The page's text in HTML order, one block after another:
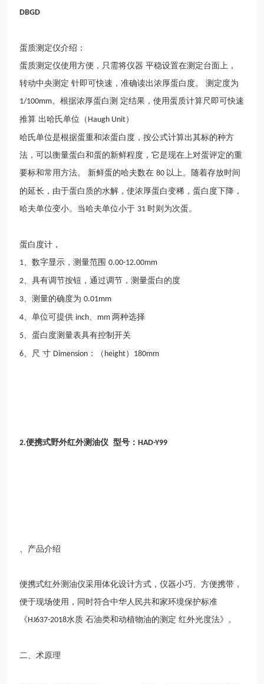
DBGD
蛋质测定仪介绍：
蛋质测定仪使用方便，只需将仪器 平稳设置在测定台面上，
转动中央测定 针即可快速，准确读出浓厚蛋白度。 测定度为
1/100mm。根据浓厚蛋白测 定结果，使用蛋质计算尺即可快速
推算 出哈氏单位（ Haugh Unit）
哈氏单位是根据蛋重和浓蛋白度，按公式计算出其标的种方
法，可以衡量蛋白和蛋的新鲜程度，它是现在上对蛋评定的重
要标和常用方法。
新鲜蛋的哈夫数在80 以上。随着存放时间
的延长，由于蛋白质的水解，使浓厚蛋白变稀，蛋白度下降，
哈夫单位变小。当哈夫单位小于 31 时则为次蛋。
蛋白度计 ，
1 、数字显示，测量范围0.00-12.00mm
2 、具有调节按钮，通过调节，测量蛋白的度
3 、测量的确度为0.01mm
4 、单位可提供inch mm 两种选择
5 、蛋白度测量表具有控制开关
6 、尺 寸 Dimension ：（ height） 180mm
2.便携式野外红外测油仪 型号：HAD-Y99
、产品介绍
便携式红外测油仪采用体化设计方式，仪器小巧、方便携带，
便于现场使用，同时符合中华人民共和家环境保护标准
《 HJ637-2018水质 石油类和动植物油的测定 红外光度法》。
二、术原理